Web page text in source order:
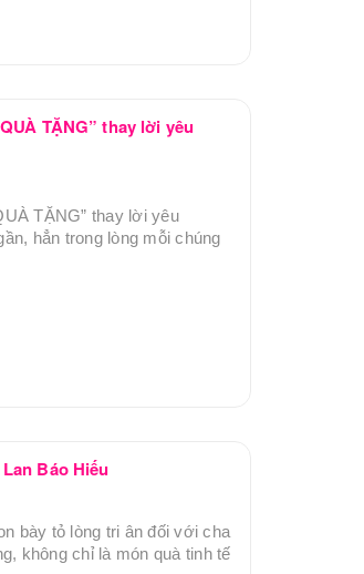
TẶNG” thay lời yêu
TẶNG” thay lời yêu
hẳn trong lòng mỗi chúng
Báo Hiếu
bày tỏ lòng tri ân đối với cha
không chỉ là món quà tinh tế